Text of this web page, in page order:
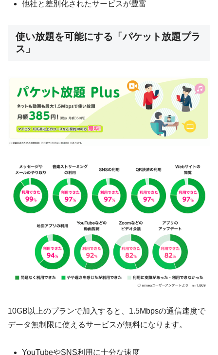
他社と差別化されたサービスが豊富
使い放題を可能にする「パケット放題プラ
ス」
10GB以上のプランで加入すると、1.5Mbpsの通信速度で
データ無制限に使えるサービスが無料になります。
YouTubeやSNS利用に十分な速度